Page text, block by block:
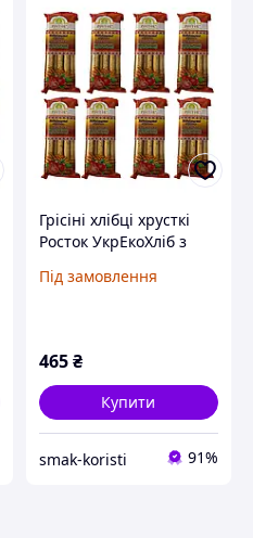
Грісіні хлібці хрусткі
Росток УкрЕкоХліб з
пророщеного зерна
Під замовлення
465₴
Купити
smak-koristi 91%